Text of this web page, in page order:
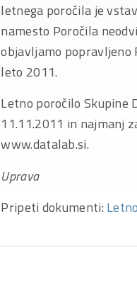
letnega poročila je
namesto Poročila
objavljamo popravljeno
leto 2011.
Letno poročilo Skupine
11.11.2011 in najmanj
www.datalab.si.
Uprava
Pripeti dokumenti: